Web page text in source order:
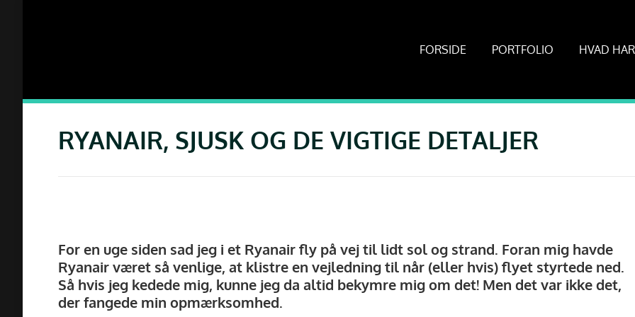
FORSIDE PORTFOLIO HVAD
RYANAIR, SJUSK OG DE VIGTIGE DETALJER
For en uge siden sad jeg i et Ryanair fly på vej til lidt sol og strand. Foran mig havde
Ryanair været så venlige, at klistre en vejledning til når (eller hvis) flyet styrtede ned.
Så hvis jeg kedede mig, kunne jeg da altid bekymre mig om det! Men det var ikke det,
der fangede min opmærksomhed.
og hurtigt med
omkring mine
og meget venlig.
til enhver tid.”
nye bog. Henrik var MEGET professionel,
rettidig og leverede et perfekt resultat. Han
er god og præcis i kommunikationen og god
til at finde løsninger på akutte forandringer.
Jeg har kun positive erfaringer med at
“Henrik har hjulpet os med udviklingen af
hjemmesiden iom.dk. Han er utrolig
imødekommende og vi har været meget
tilfredse med samarbejdet og det færdige
resultat. Henrik arbejder professionelt og
firma – enkelt og stilrent.
hjælpsom og fik hurtig styr på
jeg gerne ville gå med opgaven.